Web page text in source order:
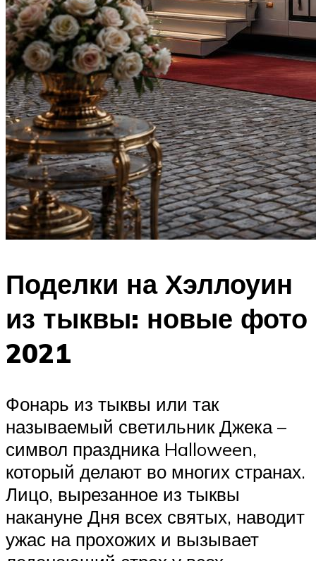
Поделки на Хэллоуин
из тыквы: новые фото
2021
Фонарь из тыквы или так
называемый светильник Джека –
символ праздника Halloween,
который делают во многих странах.
Лицо, вырезанное из тыквы
накануне Дня всех святых, наводит
ужас на прохожих и вызывает